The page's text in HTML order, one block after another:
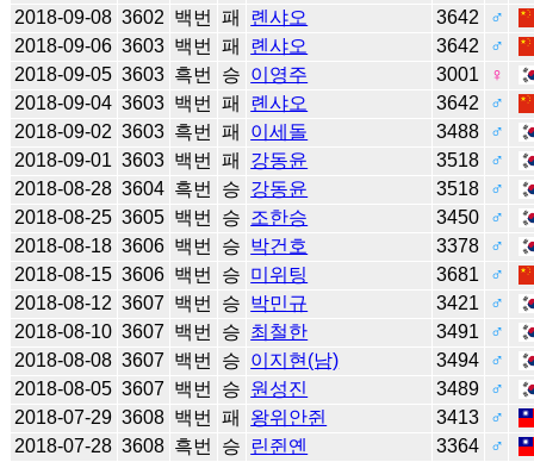
2018-09-08 3602 백번 패 롄샤오 3642
♂
2018-09-06 3603 백번 패 롄샤오 3642
♂
2018-09-05 3603 흑번 승 이영주 3001
♀
2018-09-04 3603 백번 패 롄샤오 3642
♂
2018-09-02 3603 흑번 패 이세돌 3488
♂
2018-09-01 3603 백번 패 강동윤 3518
♂
2018-08-28 3604 흑번 승 강동윤 3518
♂
2018-08-25 3605 백번 승 조한승 3450
♂
2018-08-18 3606 백번 승 박건호 3378
♂
2018-08-15 3606 백번 승 미위팅 3681
♂
2018-08-12 3607 백번 승 박민규 3421
♂
2018-08-10 3607 백번 승 최철한 3491
♂
2018-08-08 3607 백번 승 이지현(남) 3494
♂
2018-08-05 3607 백번 승 원성진 3489
♂
2018-07-29 3608 백번 패 왕위안쥔 3413
♂
2018-07-28 3608 흑번 승 린쥔옌 3364
♂